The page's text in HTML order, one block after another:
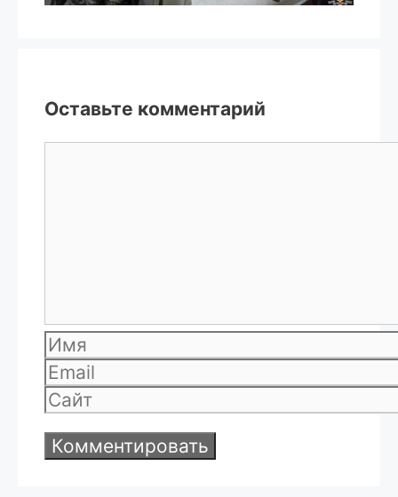
Оставьте комментарий
Имя
Email
Сайт